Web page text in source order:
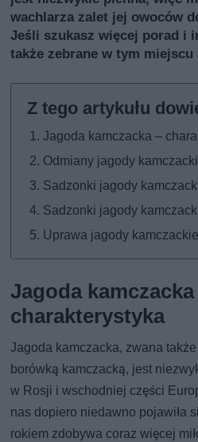
wachlarza zalet jej owoców
Jeśli szukasz więcej porad i
także zebrane w tym miejscu
Jagoda kamczacka –
Odmiany jagody
Sadzonki jagody
Sadzonki jagody
Uprawa jagody
Jagoda kamczacka
charakterystyka
Jagoda kamczacka, zwana
borówką kamczacką, jest
w Rosji i wschodniej części
nas dopiero niedawno pojawiła
rokiem zdobywa coraz więcej